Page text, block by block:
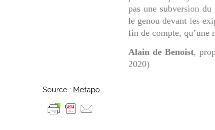
pas une subversion
le genou devant les
fin de compte, qu’une
Alain de Benoist,
2020)
Source : Metapo